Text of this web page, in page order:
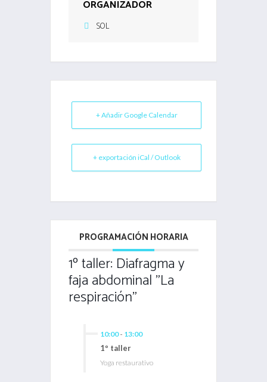
ORGANIZADOR
SOL
+ Añadir Google Calendar
+ exportación iCal / Outlook
PROGRAMACIÓN HORARIA
1º taller: Diafragma y
faja abdominal "La
respiración"
10:00- 13:00
1º taller
Yoga restaurativo